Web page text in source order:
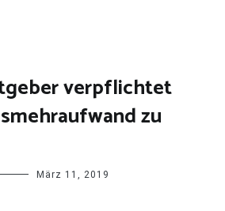
verpflichtet
zu
März 11, 2019